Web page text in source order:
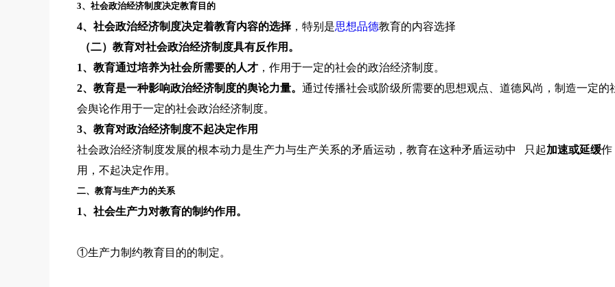
3、社会政治经济制度决定教育目的
4、社会政治经济制度决定着教育内容的选择 ，特别是思想品德教育的内容选择
（二）教育对社会政治经济制度具有反作用。
1、教育通过培养为社会所需要的人才 ，作用于一定的社会的政治经济制度。
2、教育是一种影响政治经济制度的舆论力量。 通过传播社会或阶级所需要的思想观点、道德风尚，制造一定的
会舆论作用于一定的社会政治经济制度。
3、教育对政治经济制度不起决定作用
社会政治经济制度发展的根本动力是生产力与生产关系的矛盾运动，教育在这种矛盾运动中 只起加速或延缓作
用，不起决定作用。
二、教育与生产力的关系
1、社会生产力对教育的制约作用。
①生产力制约教育目的的制定。